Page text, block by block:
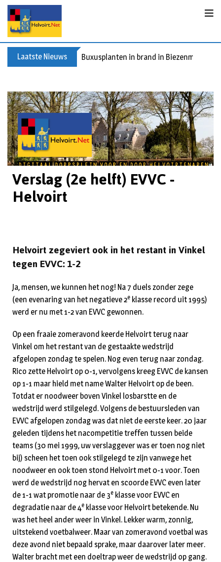
Laatste Nieuws Buxusplanten in brand in Biezenmortel,
Verslag (2e helft) EVVC -
Helvoirt
Helvoirt zegeviert ook in het restant in Vinkel
tegen EVVC: 1-2
Ja, mensen, we kunnen het nog! Na 7 duels zonder zege
(een evenaring van het negatieve 2e klasse record uit 1995)
werd er nu met 1-2 van EVVC gewonnen.
Op een fraaie zomeravond keerde Helvoirt terug naar
Vinkel om het restant van de gestaakte wedstrijd
afgelopen zondag te spelen. Nog even terug naar zondag.
Rico zette Helvoirt op 0-1, vervolgens kreeg EVVC de kansen
op 1-1 maar hield met name Walter Helvoirt op de been.
Totdat er noodweer boven Vinkel losbarstte en de
wedstrijd werd stilgelegd. Volgens de bestuursleden van
EVVC afgelopen zondag was dat niet de eerste keer. 20 jaar
geleden tijdens het nacompetitie treffen tussen beide
teams (30 mei 1999, uw verslaggever was er toen nog niet
bij) scheen het toen ook stilgelegd te zijn vanwege het
noodweer en ook toen stond Helvoirt met 0-1 voor. Toen
werd de wedstrijd nog hervat en scoorde EVVC even later
de 1-1 wat promotie naar de 3e klasse voor EVVC en
degradatie naar de 4e klasse voor Helvoirt betekende. Nu
was het heel ander weer in Vinkel. Lekker warm, zonnig,
uitstekend voetbalweer. Maar van zomeravond voetbal was
deze avond niet bepaald sprake, maar daarover later meer.
Walter bracht met een doeltrap weer de wedstrijd op gang.